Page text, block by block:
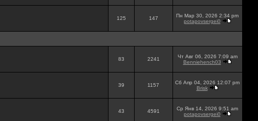
125 147
Пн Мар 30, 2026 2:34 pm
potapovsergei0
83 2241
Чт Авг 06, 2026 7:09 am
Benniehench03
39 1157
Сб Апр 04, 2026 12:07 pm
Brisk
43 4591
Ср Янв 14, 2026 9:51 am
potapovsergei0